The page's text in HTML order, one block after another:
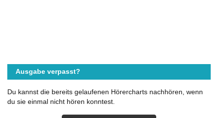
Ausgabe verpasst?
Du kannst die bereits gelaufenen Hörercharts nachhören, wenn
du sie einmal nicht hören konntest.